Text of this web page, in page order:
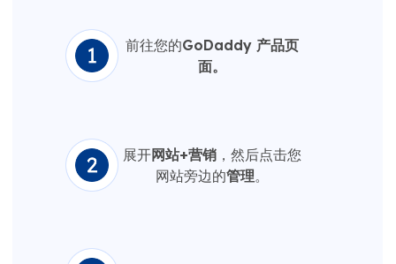
前往您的GoDaddy 产品页
面。
展开网站+营销，然后点击您
网站旁边的管理。